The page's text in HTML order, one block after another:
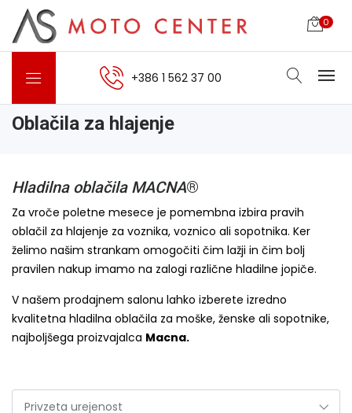
0
+386 1 562 37 00
Oblačila za hlajenje
Hladilna oblačila MACNA®
Za vroče poletne mesece je pomembna izbira pravih
oblačil za hlajenje za voznika, voznico ali sopotnika. Ker
želimo našim strankam omogočiti čim lažji in čim bolj
pravilen nakup imamo na zalogi različne hladilne jopiče.
V našem prodajnem salonu lahko izberete izredno
kvalitetna hladilna oblačila za moške, ženske ali sopotnike,
najboljšega proizvajalca Macna.